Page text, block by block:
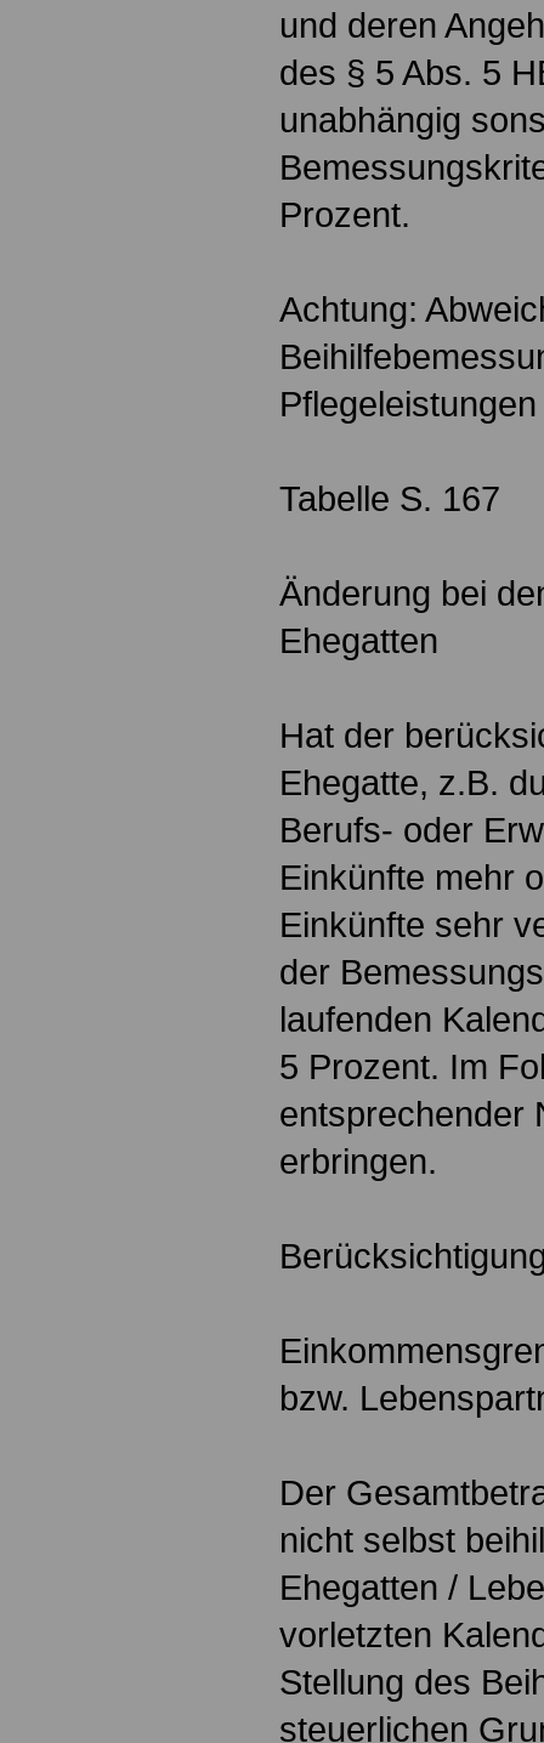
und deren
des § 5 Abs. 5
unabhängig
Prozent.
Achtung:
Pflegeleistungen
Tabelle S. 167
Änderung bei
Ehegatten
Hat der
Ehegatte, z.B.
Berufs- oder
Einkünfte mehr
Einkünfte sehr
der
laufenden
5 Prozent. Im
entsprechender
erbringen.
bzw.
Der
nicht selbst
Ehegatten /
vorletzten
Stellung des
steuerlichen